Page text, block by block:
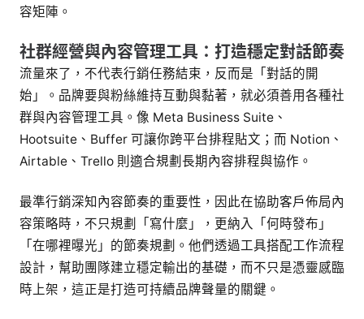
容矩陣。
社群經營與內容管理工具：打造穩定對話節奏
流量來了，不代表行銷任務結束，反而是「對話的開
始」。品牌要與粉絲維持互動與黏著，就必須善用各種社
群與內容管理工具。像 Meta Business Suite、
Hootsuite、Buffer 可讓你跨平台排程貼文；而 Notion、
Airtable、Trello 則適合規劃長期內容排程與協作。
最準行銷深知內容節奏的重要性，因此在協助客戶佈局內
容策略時，不只規劃「寫什麼」，更納入「何時發布」
「在哪裡曝光」的節奏規劃。他們透過工具搭配工作流程
設計，幫助團隊建立穩定輸出的基礎，而不只是憑靈感臨
時上架，這正是打造可持續品牌聲量的關鍵。